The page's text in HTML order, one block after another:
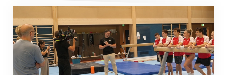
Mit klaren Zielen nach Zagreb